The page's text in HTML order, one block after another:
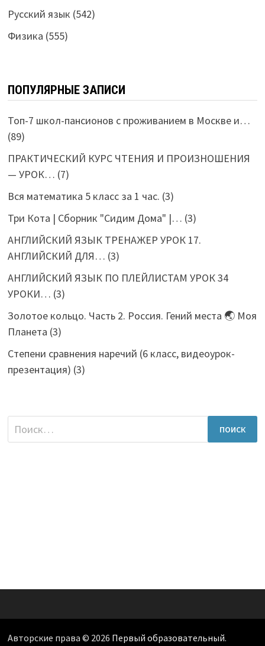
Русский язык (542)
Физика (555)
ПОПУЛЯРНЫЕ ЗАПИСИ
Топ-7 школ-пансионов с проживанием в Москве и…
(89)
ПРАКТИЧЕСКИЙ КУРС ЧТЕНИЯ И ПРОИЗНОШЕНИЯ
— УРОК… (7)
Вся математика 5 класс за 1 час. (3)
Три Кота | Сборник "Сидим Дома" |… (3)
АНГЛИЙСКИЙ ЯЗЫК ТРЕНАЖЕР УРОК 17.
АНГЛИЙСКИЙ ДЛЯ… (3)
АНГЛИЙСКИЙ ЯЗЫК ПО ПЛЕЙЛИСТАМ УРОК 34
УРОКИ… (3)
Золотое кольцо. Часть 2. Россия. Гений места 🌏 Моя
Планета (3)
Степени сравнения наречий (6 класс, видеоурок-
презентация) (3)
Найти:
Авторские права © 2026 Первый образовательный.